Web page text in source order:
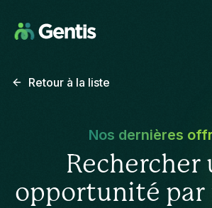
Retour à la liste
Nos dernières
Rechercher
opportunité par